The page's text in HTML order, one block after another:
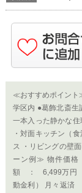
≪おすすめポイント
学区内 ●葛飾北斎生
一本入った静かな
・対面キッチン（
ス ・リビングの壁
ーン例≫ 物件
額 ： 6,499万
動金利） 月々返済